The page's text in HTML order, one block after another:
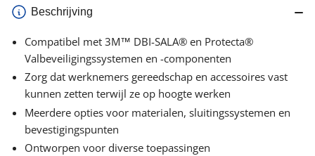
Beschrijving
Compatibel met 3M™ DBI-SALA® en Protecta®
Valbeveiligingssystemen en -componenten
Zorg dat werknemers gereedschap en accessoires vast
kunnen zetten terwijl ze op hoogte werken
Meerdere opties voor materialen, sluitingssystemen en
bevestigingspunten
Ontworpen voor diverse toepassingen